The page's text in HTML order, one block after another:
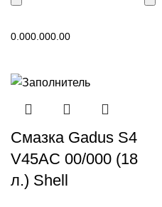
0.000.000.00
Смазка Gadus S4
V45AC 00/000 (18
л.) Shell